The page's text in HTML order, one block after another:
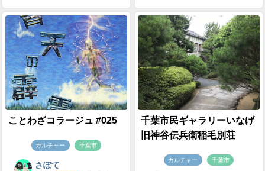
ことわざコラージュ #025
カルチャー 千葉市
さぽて
千葉市民ギャラリーいなげ
旧神谷伝兵衛稲毛別荘
カルチャー 千葉市